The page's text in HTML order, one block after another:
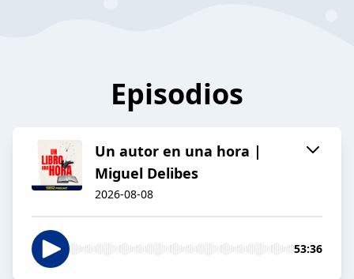
Episodios
Un autor en una hora |
Miguel Delibes
2026-08-08
53:36